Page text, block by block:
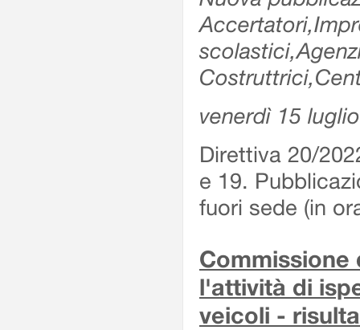
venerdì 15
Direttiva 20/
e 19.
fuori sede (in
l'attività di
veicoli -